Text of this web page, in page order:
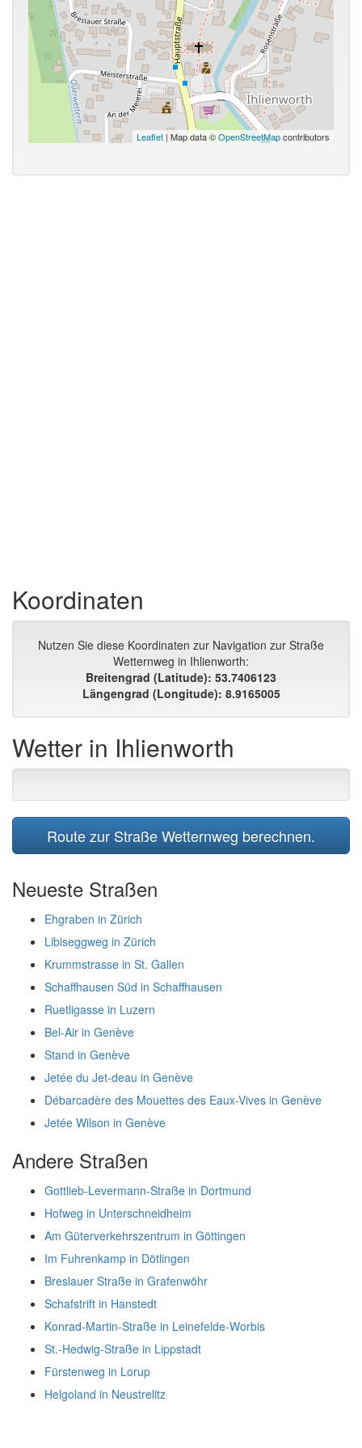
Leaflet | Map data ©OpenStreetMapcontributors
Koordinaten
Nutzen Sie diese Koordinaten zur Navigation zur Straße
Wetternweg in Ihlienworth:
Breitengrad (Latitude): 53.7406123
Längengrad (Longitude): 8.9165005
Wetter in Ihlienworth
Route zur Straße Wetternweg berechnen.
Neueste Straßen
Ehgraben in Zürich
Libiseggweg in Zürich
Krummstrasse in St. Gallen
Schaffhausen Süd in Schaffhausen
Ruetligasse in Luzern
Bel-Air in Genève
Stand in Genève
Jetée du Jet-deau in Genève
Débarcadère des Mouettes des Eaux-Vives in Genève
Jetée Wilson in Genève
Andere Straßen
Gottlieb-Levermann-Straße in Dortmund
Hofweg in Unterschneidheim
Am Güterverkehrszentrum in Göttingen
Im Fuhrenkamp in Dötlingen
Breslauer Straße in Grafenwöhr
Schafstrift in Hanstedt
Konrad-Martin-Straße in Leinefelde-Worbis
St.-Hedwig-Straße in Lippstadt
Fürstenweg in Lorup
Helgoland in Neustrelitz